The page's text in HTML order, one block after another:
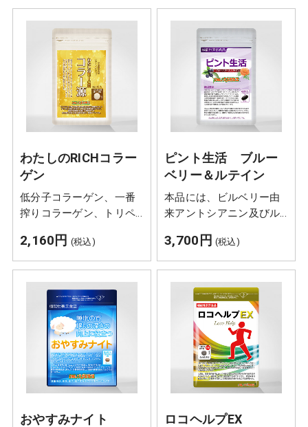
化から守り、細胞の健康
維持を助ける栄養素で
わたしのRICHコラー
ゲン
低分子コラーゲン、一番
搾りコラーゲン、トリペ
コラーゲンに加え、抗酸
化作用が話題のビタミン
を助けるビオチンを配合
した栄養機能食品です。
2,160円 (税込)
ピント生活 ブルー
ベリー＆ルテイン
本品には、ビルベリー由
来アントシアニン及びル
ルベリー由来アントシア
ニンには眼のピント調節
ソコンやスマートフォン
などの使用による眼の疲
労感を改善する機能、ル
テインは網膜の黄斑色素
を増やす働きがあり、ブ
ルーライトなどの光の刺
激から眼を守ることや、
みやぼやけの解消によ
3,700円 (税込)
おやすみナイト ロコヘルプEX